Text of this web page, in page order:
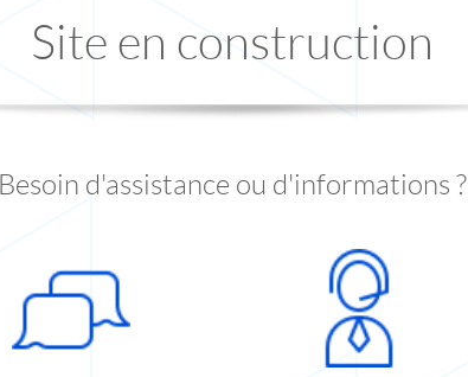
Site en construction
Besoin d'assistance ou d'informations ?